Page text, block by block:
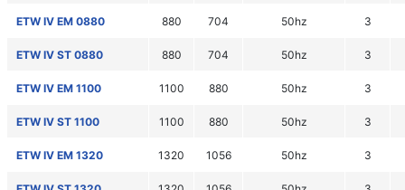
ETW IV EM 0880 880 704 50hz 3
ETW IV ST 0880 880 704 50hz 3
ETW IV EM 1100 1100 880 50hz 3
ETW IV ST 1100 1100 880 50hz 3
ETW IV EM 1320 1320 1056 50hz 3